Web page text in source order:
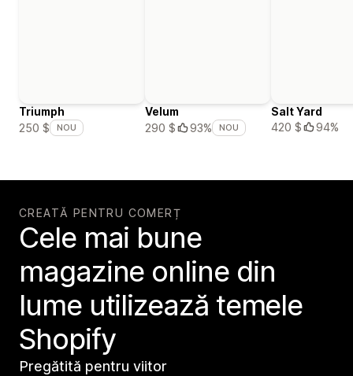
Triumph
250 $
NOU
Velum
290 $
93% NOU
Salt Yard
420 $
94%
CREATĂ PENTRU COMERȚ
Cele mai bune
magazine online din
lume utilizează temele
Shopify
Pregătită pentru viitor